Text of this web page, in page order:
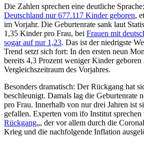
Die Zahlen sprechen eine deutliche
Deutschland nur 677.117 Kinder geboren,
im Vorjahr. Die Geburtenrate sank laut
1,35 Kinder pro Frau, bei Frauen mit
sogar auf nur 1,23. Das ist der niedrigste
Trend setzt sich fort: In den ersten neun
bereits 4,3 Prozent weniger Kinder geboren
Vergleichszeitraum des Vorjahres.
Besonders dramatisch: Der Rückgang hat
beschleunigt. Damals lag die Geburtenrate
pro Frau. Innerhalb von nur drei Jahren ist
gefallen. Experten vom ifo Institut sprechen
Rückgang„, der vor allem durch die
Krieg und die nachfolgende Inflation